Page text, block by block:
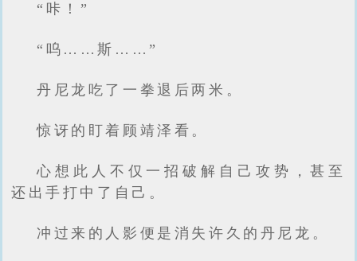
“咔！”
“呜……斯……”
丹尼龙吃了一拳退后两米。
惊讶的盯着顾靖泽看。
心想此人不仅一招破解自己攻势，甚至
还出手打中了自己。
冲过来的人影便是消失许久的丹尼龙。